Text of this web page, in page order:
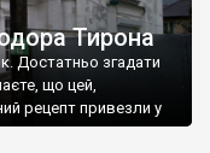
Тирона
Достатньо згадати
що цей,
рецепт привезли у